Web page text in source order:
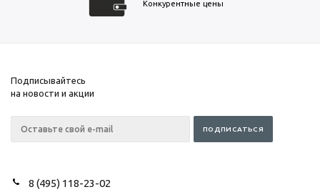
Конкурентные цены
Подписывайтесь
на новости и акции
8 (495) 118-23-02